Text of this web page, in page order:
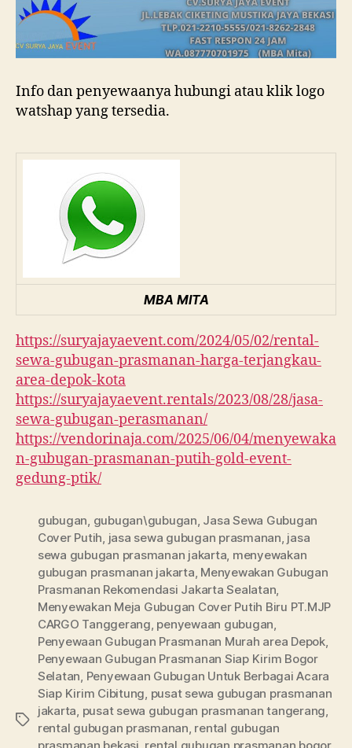
Info dan penyewaanya hubungi atau klik logo
watshap yang tersedia.
MBA MITA
https://suryajayaevent.com/2024/05/02/rental-
sewa-gubugan-prasmanan-harga-terjangkau-
area-depok-kota
https://suryajayaevent.rentals/2023/08/28/jasa-
sewa-gubugan-perasmanan/
https://vendorinaja.com/2025/06/04/menyewaka
n-gubugan-prasmanan-putih-gold-event-
gedung-ptik/
Tags
gubugan, gubugan\gubugan, Jasa Sewa Gubugan
Cover Putih, jasa sewa gubugan prasmanan, jasa
sewa gubugan prasmanan jakarta, menyewakan
gubugan prasmanan jakarta, Menyewakan Gubugan
Prasmanan Rekomendasi Jakarta Sealatan,
Menyewakan Meja Gubugan Cover Putih Biru PT.MJP
CARGO Tanggerang, penyewaan gubugan,
Penyewaan Gubugan Prasmanan Murah area Depok,
Penyewaan Gubugan Prasmanan Siap Kirim Bogor
Selatan, Penyewaan Gubugan Untuk Berbagai Acara
Siap Kirim Cibitung, pusat sewa gubugan prasmanan
jakarta, pusat sewa gubugan prasmanan tangerang,
rental gubugan prasmanan, rental gubugan